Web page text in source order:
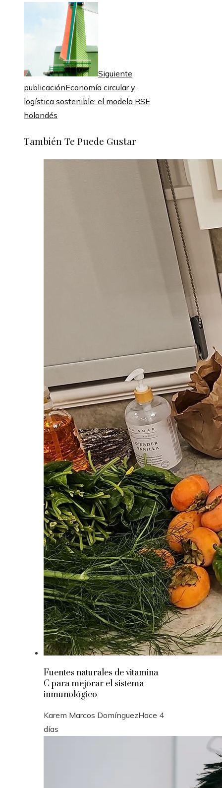
Siguiente
publicaciónEconomía circular y
logística sostenible: el modelo RSE
holandés
También Te Puede Gustar
Fuentes naturales de vitamina
C para mejorar el sistema
inmunológico
Karem Marcos DomínguezHace 4
días